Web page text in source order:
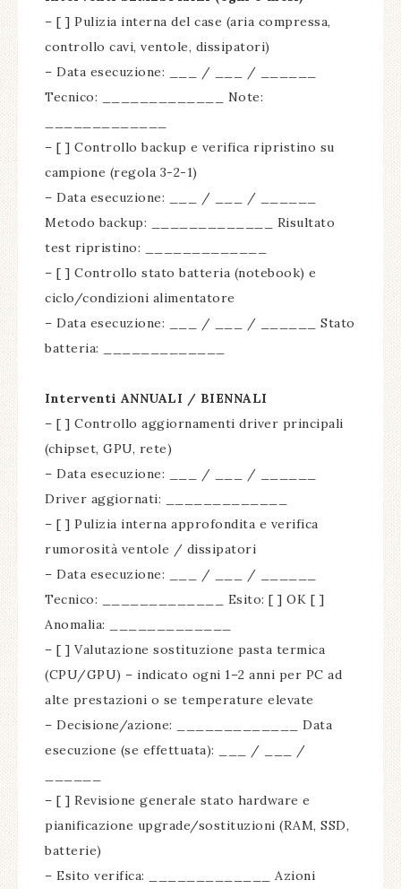
– [ ] Pulizia interna del case (aria compressa,
controllo cavi, ventole, dissipatori)
– Data esecuzione: ___ / ___ / ______
Tecnico: _____________ Note:
– [ ] Controllo backup e verifica ripristino su
campione (regola 3-2-1)
– Data esecuzione: ___ / ___ / ______
Metodo backup: _____________ Risultato
test ripristino: _____________
– [ ] Controllo stato batteria (notebook) e
ciclo/condizioni alimentatore
– Data esecuzione: ___ / ___ / ______ Stato
batteria: _____________
Interventi ANNUALI / BIENNALI
– [ ] Controllo aggiornamenti driver principali
(chipset, GPU, rete)
– Data esecuzione: ___ / ___ / ______
Driver aggiornati: _____________
– [ ] Pulizia interna approfondita e verifica
rumorosità ventole / dissipatori
– Data esecuzione: ___ / ___ / ______
Tecnico: _____________ Esito: [ ] OK [ ]
Anomalia: _____________
– [ ] Valutazione sostituzione pasta termica
(CPU/GPU) – indicato ogni 1–2 anni per PC ad
alte prestazioni o se temperature elevate
– Decisione/azione: _____________ Data
esecuzione (se effettuata): ___ / ___ /
– [ ] Revisione generale stato hardware e
pianificazione upgrade/sostituzioni (RAM, SSD,
batterie)
– Esito verifica: _____________ Azioni